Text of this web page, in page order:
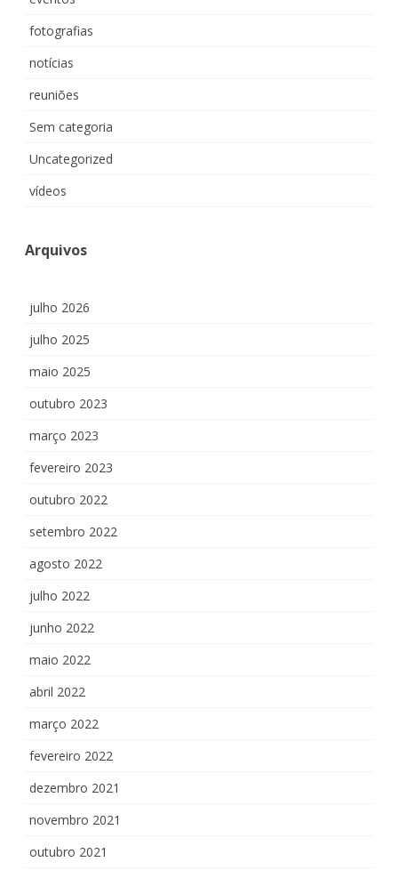
fotografias
notícias
reuniões
Sem categoria
Uncategorized
vídeos
Arquivos
julho 2026
julho 2025
maio 2025
outubro 2023
março 2023
fevereiro 2023
outubro 2022
setembro 2022
agosto 2022
julho 2022
junho 2022
maio 2022
abril 2022
março 2022
fevereiro 2022
dezembro 2021
novembro 2021
outubro 2021